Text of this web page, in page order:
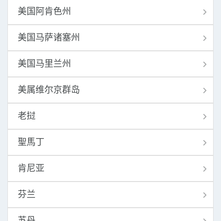
美国阿肯色州
美国马萨诸塞州
美国马里兰州
美属维尔京群岛
老挝
聖馬丁
肯尼亚
芬兰